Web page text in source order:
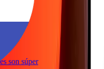
son súper